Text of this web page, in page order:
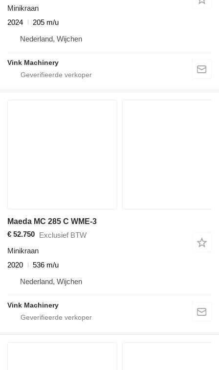
Minikraan
2024
205 m/u
Nederland, Wijchen
Vink Machinery
Maeda MC 285 C WME-3
€ 52.750 Exclusief BTW
Minikraan
2020
536 m/u
Nederland, Wijchen
Vink Machinery